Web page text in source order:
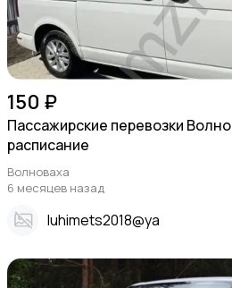
150 ₽
Пассажирские перевозки
расписание
Волноваха
6 месяцев назад
Iuhimets2018@ya